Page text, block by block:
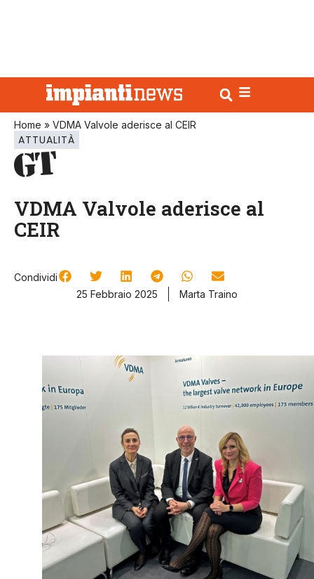
Home » VDMA Valvole aderisce al CEIR
ATTUALITÀ
VDMA Valvole aderisce al
CEIR
Condividi
25 Febbraio 2025
Marta Traino